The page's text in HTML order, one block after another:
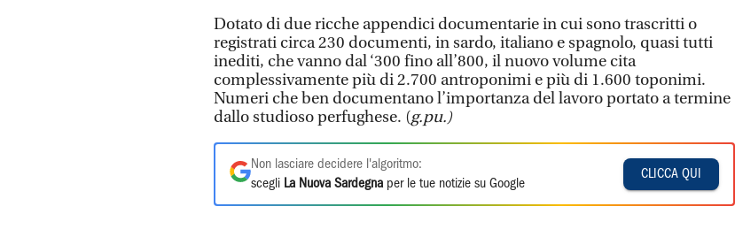
Dotato di due ricche appendici documentarie in cui sono trascritti o
registrati circa 230 documenti, in sardo, italiano e spagnolo, quasi tutti
inediti, che vanno dal ‘300 fino all’800, il nuovo volume cita
complessivamente più di 2.700 antroponimi e più di 1.600 toponimi.
Numeri che ben documentano l’importanza del lavoro portato a termine
dallo studioso perfughese. (g.pu.)
Non lasciare decidere l'algoritmo:
scegli La Nuova Sardegna per le tue notizie su Google
CLICCA QUI